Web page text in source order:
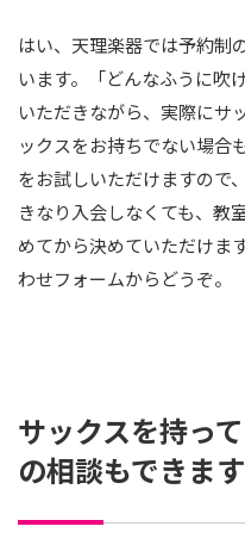
はい、天理楽器では予約制
います。「どんなふうに吹
いただきながら、実際にサ
ックスをお持ちでない場合
をお試しいただけますので
きなり入会しなくても、教
めてから決めていただけま
わせフォームからどうぞ。
サックスを持っ
の相談もできま